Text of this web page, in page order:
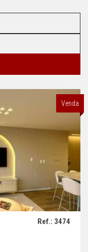
Venda
Ref.: 3474